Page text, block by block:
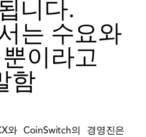
니다.
는 수요와
이라고
함
와 CoinSwitch의 경영진은